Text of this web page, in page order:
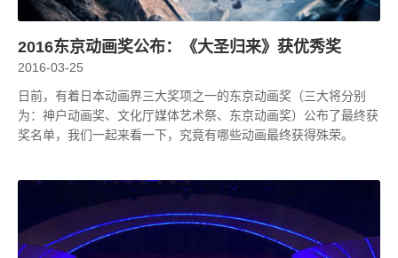
2016东京动画奖公布：《大圣归来》获优秀奖
2016-03-25
日前，有着日本动画界三大奖项之一的东京动画奖（三大将分别
为：神户动画奖、文化厅媒体艺术祭、东京动画奖）公布了最终获
奖名单，我们一起来看一下，究竟有哪些动画最终获得殊荣。